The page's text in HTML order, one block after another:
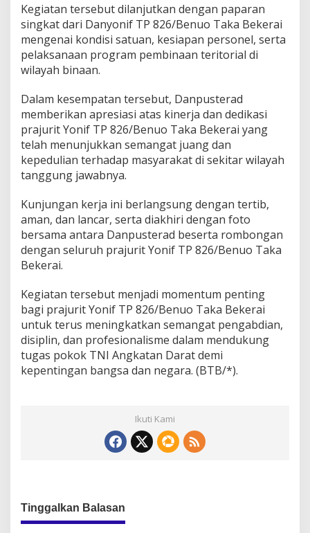
Kegiatan tersebut dilanjutkan dengan paparan
singkat dari Danyonif TP 826/Benuo Taka Bekerai
mengenai kondisi satuan, kesiapan personel, serta
pelaksanaan program pembinaan teritorial di
wilayah binaan.
Dalam kesempatan tersebut, Danpusterad
memberikan apresiasi atas kinerja dan dedikasi
prajurit Yonif TP 826/Benuo Taka Bekerai yang
telah menunjukkan semangat juang dan
kepedulian terhadap masyarakat di sekitar wilayah
tanggung jawabnya.
Kunjungan kerja ini berlangsung dengan tertib,
aman, dan lancar, serta diakhiri dengan foto
bersama antara Danpusterad beserta rombongan
dengan seluruh prajurit Yonif TP 826/Benuo Taka
Bekerai.
Kegiatan tersebut menjadi momentum penting
bagi prajurit Yonif TP 826/Benuo Taka Bekerai
untuk terus meningkatkan semangat pengabdian,
disiplin, dan profesionalisme dalam mendukung
tugas pokok TNI Angkatan Darat demi
kepentingan bangsa dan negara. (BTB/*).
Ikuti Kami
Tinggalkan Balasan